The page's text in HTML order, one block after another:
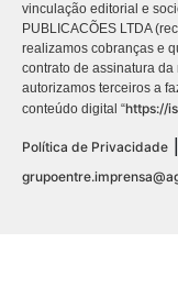
vinculação editorial e
PUBLICACÕES LTDA
realizamos cobranças e
contrato de assinatura
autorizamos terceiros a
conteúdo digital “https://
Política de Privacidade